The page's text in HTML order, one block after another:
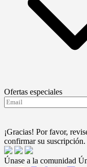
Ofertas especiales
¡Gracias! Por favor,
confirmar su suscripción.
Únase a la comunidad